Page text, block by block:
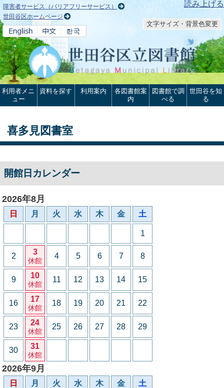
本文へ 読み上げる
障害者サービス（バリアフリーサービス）
世田谷区ホームページ
文字サイズ・背景色変更
利用者メニ
ュー
資料を探す 利用案内
各図書館案
内
図書館で調
べる
世田谷を知
る
喜多見図書室
開館日カレンダー
2026年8月
日 月 火 水 木 金 土
1
2 3
休館
4 5 6 7 8
9 10
休館
11 12 13 14 15
16 17
休館
18 19 20 21 22
23 24
休館
25 26 27 28 29
30 31
休館
2026年9月
日 月 火 水 木 金 土